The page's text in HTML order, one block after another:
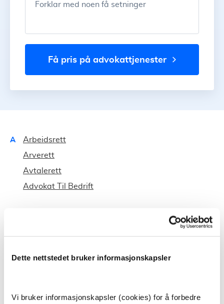
Dette nettstedet bruker informasjonskapsler
Vi bruker informasjonskapsler (cookies) for å forbedre
Forklar med noen få setninger
få pris på advokattjenester
A
Arbeidsrett
Arverett
Avtalerett
Advokat Til Bedrift
E
Eiendomsrett
F
Familiegjenforening